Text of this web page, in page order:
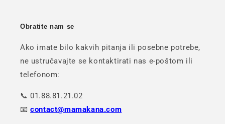
Obratite nam se
Ako imate bilo kakvih pitanja ili posebne potrebe,
ne ustručavajte se kontaktirati nas e-poštom ili
telefonom:
📞 01.88.81.21.02
📧contact@mamakana.com